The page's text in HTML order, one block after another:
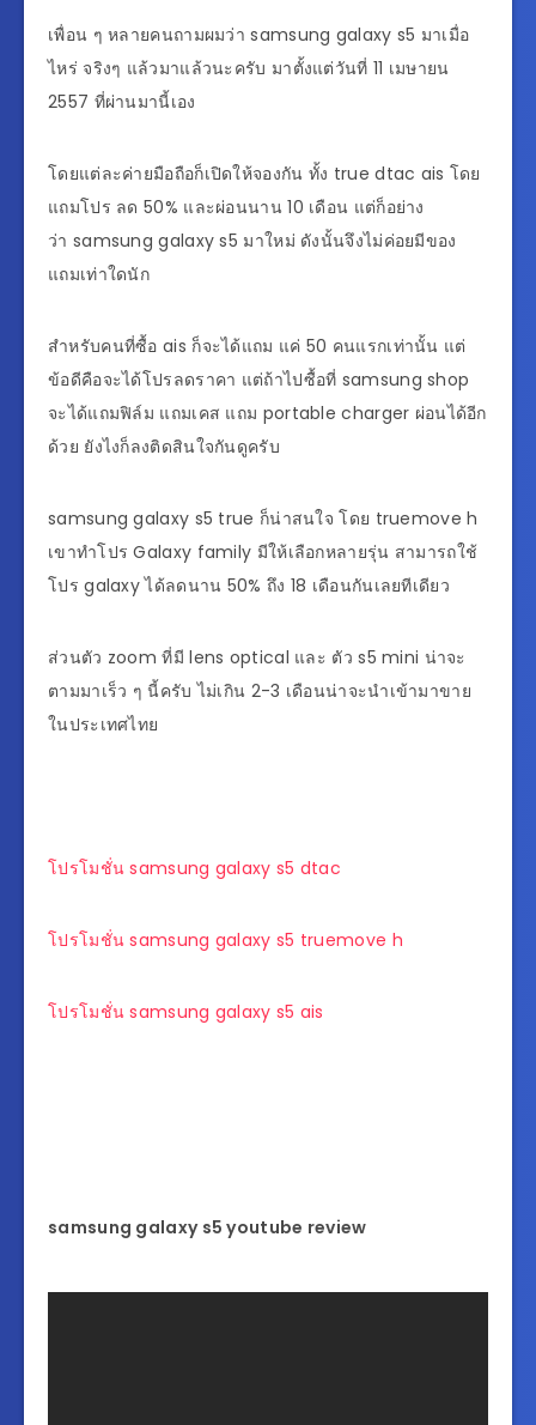
เพื่อน ๆ หลายคนถามผมว่า samsung galaxy s5 มาเมื่อ
ไหร่ จริงๆ แล้วมาแล้วนะครับ มาตั้งแต่วันที่ 11 เมษายน
2557 ที่ผ่านมานี้เอง
โดยแต่ละค่ายมือถือก็เปิดให้จองกัน ทั้ง true dtac ais โดย
แถมโปร ลด 50% และผ่อนนาน 10 เดือน แต่ก็อย่าง
ว่า samsung galaxy s5 มาใหม่ ดังนั้นจึงไม่ค่อยมีของ
แถมเท่าใดนัก
สำหรับคนที่ซื้อ ais ก็จะได้แถม แค่ 50 คนแรกเท่านั้น แต่
ข้อดีคือจะได้โปรลดราคา แต่ถ้าไปซื้อที่ samsung shop
จะได้แถมฟิล์ม แถมเคส แถม portable charger ผ่อนได้อีก
ด้วย ยังไงก็ลงติดสินใจกันดูครับ
samsung galaxy s5 true ก็น่าสนใจ โดย truemove h
เขาทำโปร Galaxy family มีให้เลือกหลายรุ่น สามารถใช้
โปร galaxy ได้ลดนาน 50% ถึง 18 เดือนกันเลยทีเดียว
ส่วนตัว zoom ที่มี lens optical และ ตัว s5 mini น่าจะ
ตามมาเร็ว ๆ นี้ครับ ไม่เกิน 2-3 เดือนน่าจะนำเข้ามาขาย
ในประเทศไทย
โปรโมชั่น samsung galaxy s5 dtac
โปรโมชั่น samsung galaxy s5 truemove h
โปรโมชั่น samsung galaxy s5 ais
samsung galaxy s5 youtube review